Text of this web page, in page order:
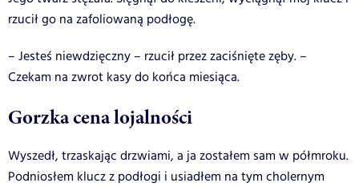
rzucił go na zafoliowaną podłogę.
– Jesteś niewdzięczny – rzucił przez zaciśnięte zęby. –
Czekam na zwrot kasy do końca miesiąca.
Gorzka cena lojalności
Wyszedł, trzaskając drzwiami, a ja zostałem sam w półmroku.
Podniosłem klucz z podłogi i usiadłem na tym cholernym